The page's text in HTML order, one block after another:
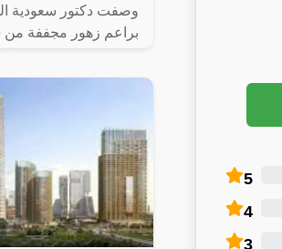
5
4
3
وصفت دكتور سعودية
“yrtaceae”، وهو نبات دائم الخضرة ينمو في